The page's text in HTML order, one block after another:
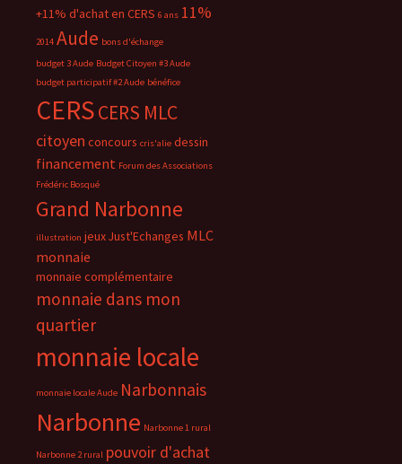
+11% d'achat en CERS 6 ans 11%
2014 Aude bons d'échange
budget 3 Aude Budget Citoyen #3 Aude
budget participatif #2 Aude bénéfice
CERSCERS MLC
citoyen concours cris'alie dessin
financement Forum des Associations
Frédéric Bosqué
Grand Narbonne
illustration jeuxJust'Echanges MLC
monnaie
monnaie complémentaire
monnaie dans mon
quartier
monnaie locale
monnaie locale Aude Narbonnais
Narbonne Narbonne 1 rural
Narbonne 2 rural pouvoir d'achat